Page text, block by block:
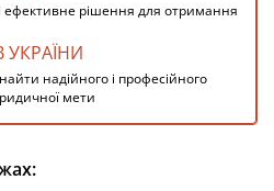
ефективне рішення для отримання
УКРАЇНИ
надійного і професійного
мети